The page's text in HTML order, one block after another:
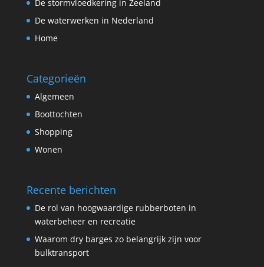
De stormvloedkering in Zeeland
De waterwerken in Nederland
Home
Categorieën
Algemeen
Boottochten
Shopping
Wonen
Recente berichten
De rol van hoogwaardige rubberboten in
waterbeheer en recreatie
Waarom dry barges zo belangrijk zijn voor
bulktransport